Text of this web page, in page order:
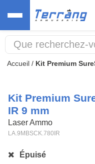
Accueil / Kit Premium
Kit Premium
IR 9 mm
Laser Ammo
LA.9MBSCK.780IR
Épuisé